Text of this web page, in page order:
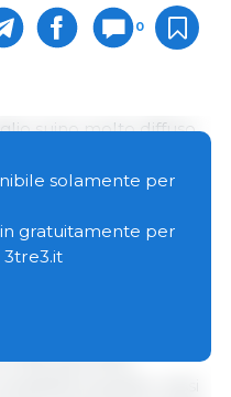
0
suino molto diffuso
a studiare l'effetto del
e
suini fresche e sulla
182 pancette,
di grasso, sessi
solamente per
gratuitamente per